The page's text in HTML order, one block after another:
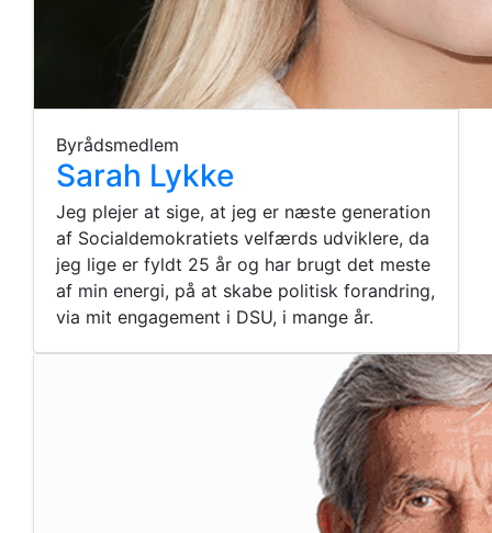
Byrådsmedlem
Sarah Lykke
Jeg plejer at sige, at jeg er næste generation
af Socialdemokratiets velfærds udviklere, da
jeg lige er fyldt 25 år og har brugt det meste
af min energi, på at skabe politisk forandring,
via mit engagement i DSU, i mange år.